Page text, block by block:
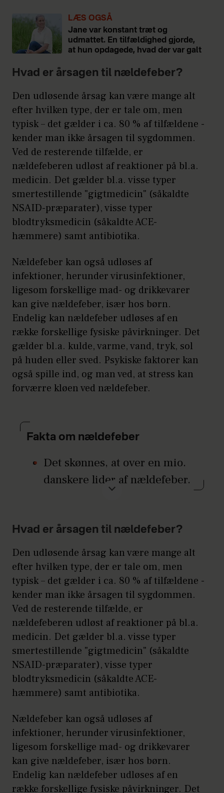
LÆS OGSÅ
Jane var konstant træt og
udmattet. En tilfældighed gjorde,
at hun opdagede, hvad der var galt
Hvad er årsagen til nældefeber?
Den udløsende årsag kan være mange alt
efter hvilken type, der er tale om, men
typisk – det gælder i ca. 80 % af tilfældene -
kender man ikke årsagen til sygdommen.
Ved de resterende tilfælde, er
nældefeberen udløst af reaktioner på bl.a.
medicin. Det gælder bl.a. visse typer
smertestillende "gigtmedicin" (såkaldte
NSAID-præparater), visse typer
blodtryksmedicin (såkaldte ACE-
hæmmere) samt antibiotika.
Nældefeber kan også udløses af
infektioner, herunder virusinfektioner,
ligesom forskellige mad- og drikkevarer
kan give nældefeber, især hos børn.
Endelig kan nældefeber udløses af en
række forskellige fysiske påvirkninger. Det
gælder bl.a. kulde, varme, vand, tryk, sol
på huden eller sved. Psykiske faktorer kan
også spille ind, og man ved, at stress kan
forværre kløen ved nældefeber.
Fakta om nældefeber
Det skønnes, at over en mio.
danskere lider af nældefeber.
Alle aldersgrupper kan få
nældefeber, men sygdommen
begynder oftest i 20-40 års
alderen.
24% oplever, at nældefeber
forringer deres livskvalitet.
Hver 5. ved ikke, hvad der
udløser deres nældefeber.
16 % lider af kronisk
kan strække sig over måneder
og flere år.
Tre ud af fire synes, at det er
vigtigt at kende årsagerne til,
Hvad er årsagen til nældefeber?
Den udløsende årsag kan være mange alt
efter hvilken type, der er tale om, men
typisk – det gælder i ca. 80 % af tilfældene -
kender man ikke årsagen til sygdommen.
Ved de resterende tilfælde, er
nældefeberen udløst af reaktioner på bl.a.
medicin. Det gælder bl.a. visse typer
smertestillende "gigtmedicin" (såkaldte
NSAID-præparater), visse typer
blodtryksmedicin (såkaldte ACE-
hæmmere) samt antibiotika.
Nældefeber kan også udløses af
infektioner, herunder virusinfektioner,
ligesom forskellige mad- og drikkevarer
kan give nældefeber, især hos børn.
Endelig kan nældefeber udløses af en
række forskellige fysiske påvirkninger. Det